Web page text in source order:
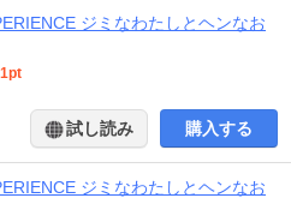
ジミなわたしとヘンなお
試し読み 購入する
ジミなわたしとヘンなお